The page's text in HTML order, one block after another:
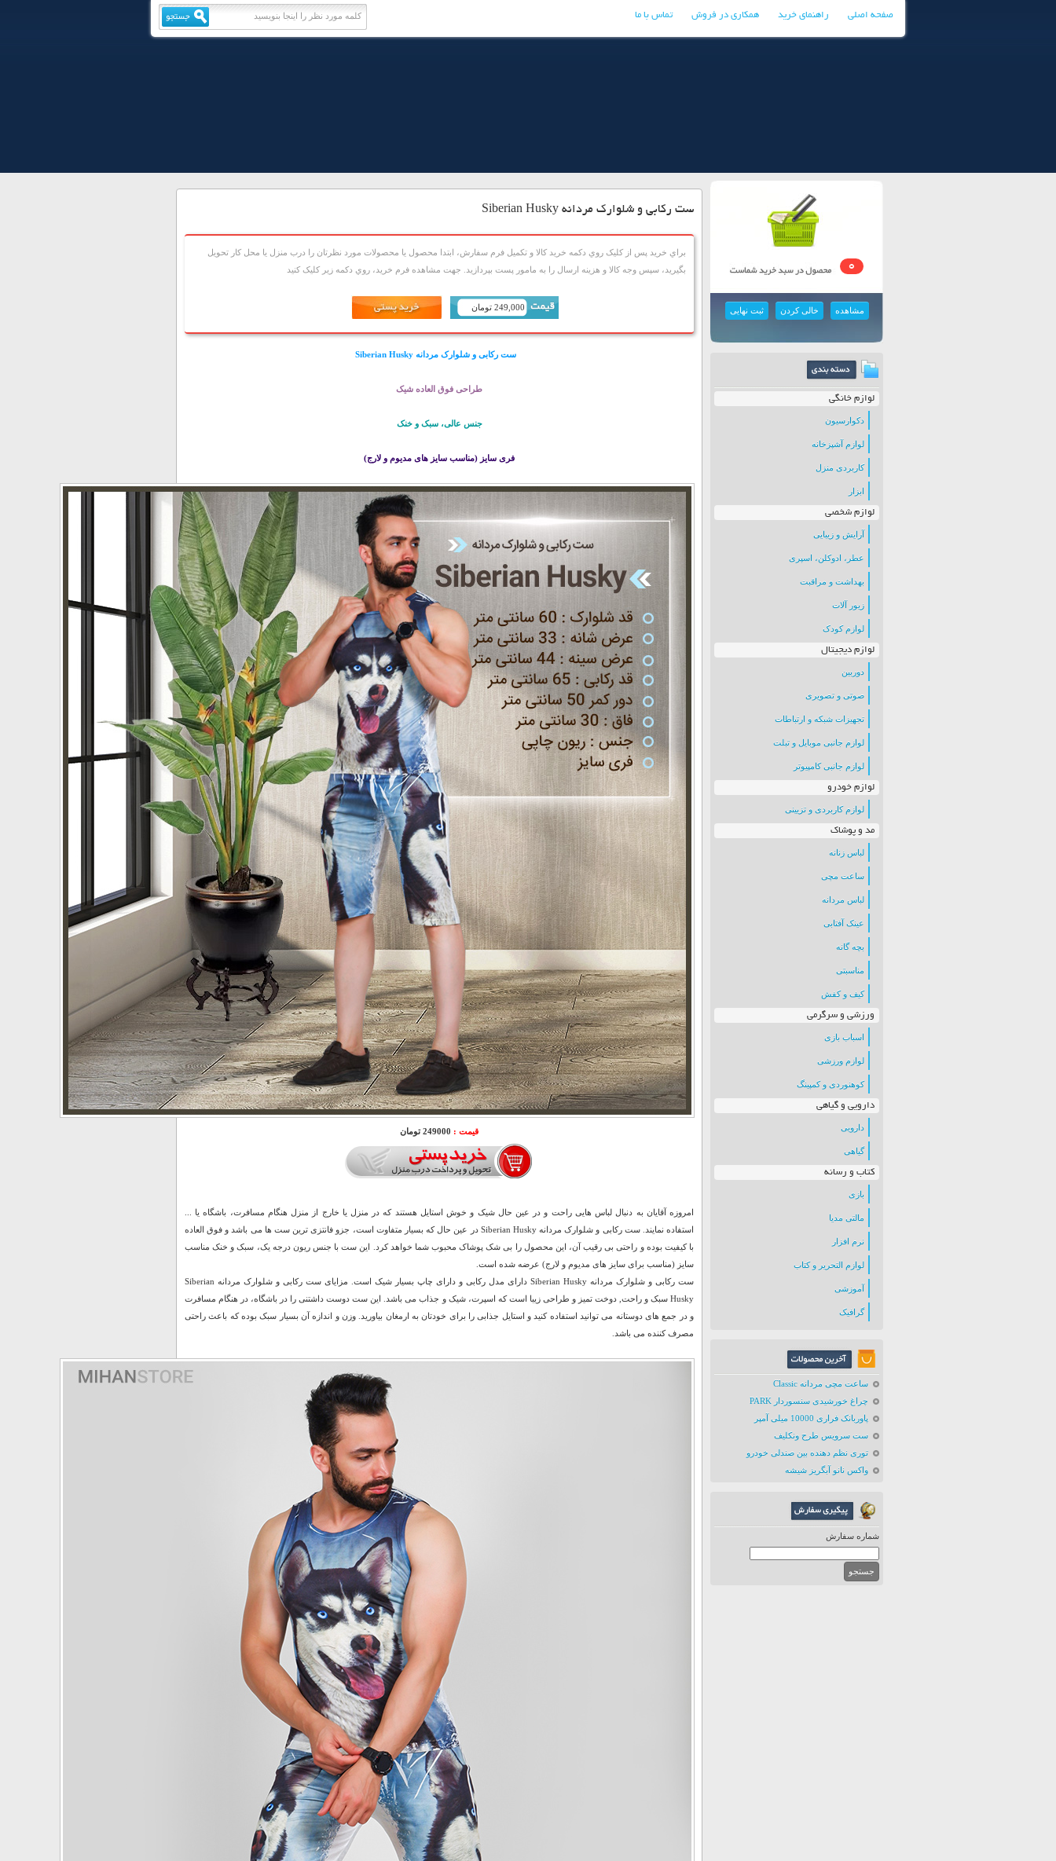
صفحه اصلی راهنمای خرید همکاری در فروش تماس با ما
0
مشاهده خالی کردن ثبت نهایی
لوازم خانگی
دکوارسیون
لوازم آشپزخانه
کاربردی منزل
ابزار
لوازم شخصی
آرایش و زیبایی
عطر، ادوکلن، اسپری
بهداشت و مراقبت
زیور آلات
لوازم کودک
لوازم دیجیتال
دوربین
صوتی و تصویری
تجهیزات شبکه و ارتباطات
لوازم جانبی موبایل و تبلت
لوازم جانبی کامپیوتر
لوازم خودرو
لوازم کاربردی و تزیینی
مد و پوشاک
لباس زنانه
ساعت مچی
لباس مردانه
عینک آفتابی
بچه گانه
مناسبتی
کیف و کفش
ورزشی و سرگرمی
اسباب بازی
لوازم ورزشی
کوهنوردی و کمپینگ
دارویی و گیاهی
دارویی
گیاهی
کتاب و رسانه
بازی
مالتی مدیا
نرم افزار
لوازم التحریر و کتاب
آموزشی
گرافیک
ساعت مچی مردانه Classic
چراغ خورشیدی سنسوردار PARK
پاوربانک فراری 10000 میلی آمپر
ست سرویس طرح ونکلیف
توری نظم دهنده بین صندلی خودرو
واکس نانو آبگریز شیشه
شماره سفارش
ست رکابی و شلوارک مردانه Siberian Husky
براي خريد پس از کليک روي دکمه خريد کالا و تکميل فرم سفارش، ابتدا محصول يا محصولات مورد نظرتان را درب منزل يا محل کار تحويل
بگيريد، سپس وجه کالا و هزينه ارسال را به مامور پست بپردازيد. جهت مشاهده فرم خريد، روي دکمه زير کليک کنيد
249,000 تومان
ست رکابی و شلوارک مردانه Siberian Husky
طراحی فوق العاده شیک
جنس عالی، سبک و خنک
فری سایز (مناسب سایز های مدیوم و لارج)
قیمت : 249000 تومان
امروزه آقایان به دنبال لباس هایی راحت و در عین حال شیک و خوش استایل هستند که در منزل یا خارج از منزل هنگام مسافرت، باشگاه یا ...
استفاده نمایند. ست رکابی و شلوارک مردانه Siberian Husky در عین حال که بسیار متفاوت است، جزو فانتزی ترین ست ها می باشد و فوق العاده
با کیفیت بوده و راحتی بی رقیب آن، این محصول را بی شک پوشاک محبوب شما خواهد کرد. این ست با جنس ریون درجه یک، سبک و خنک مناسب
سایز (مناسب برای سایز های مدیوم و لارج) عرضه شده است.
ست رکابی و شلوارک مردانه Siberian Husky دارای مدل رکابی و دارای چاپ بسیار شیک است. مزايای ست رکابی و شلوارک مردانه Siberian
Husky سبک و راحت, دوخت تميز و طراحی زیبا است که اسپرت، شیک و جذاب می باشد. این ست دوست داشتنی را در باشگاه، در هنگام مسافرت
و در جمع های دوستانه می توانید استفاده کنید و استایل جذابی را برای خودتان به ارمغان بیاورید. وزن و اندازه آن بسیار سبک بوده که باعث راحتی
مصرف کننده می باشد.